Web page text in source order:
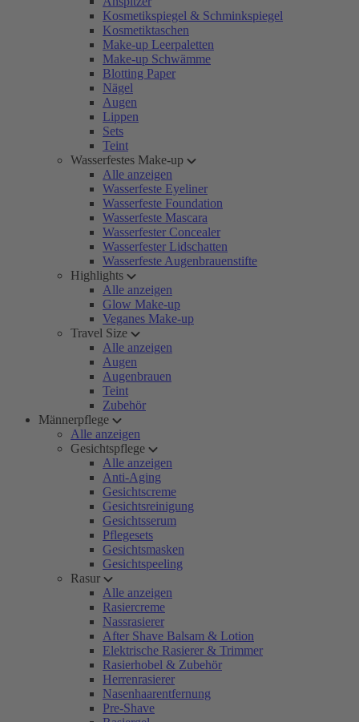
Kosmetikspiegel & Schminkspiegel
Kosmetiktaschen
Make-up Leerpaletten
Make-up Schwämme
Blotting Paper
Nägel
Augen
Lippen
Sets
Teint
Wasserfestes Make-up
Alle anzeigen
Wasserfeste Eyeliner
Wasserfeste Foundation
Wasserfeste Mascara
Wasserfester Concealer
Wasserfester Lidschatten
Wasserfeste Augenbrauenstifte
Highlights
Alle anzeigen
Glow Make-up
Veganes Make-up
Travel Size
Alle anzeigen
Augen
Augenbrauen
Teint
Zubehör
Männerpflege
Alle anzeigen
Gesichtspflege
Alle anzeigen
Anti-Aging
Gesichtscreme
Gesichtsreinigung
Gesichtsserum
Pflegesets
Gesichtsmasken
Gesichtspeeling
Rasur
Alle anzeigen
Rasiercreme
Nassrasierer
After Shave Balsam & Lotion
Elektrische Rasierer & Trimmer
Rasierhobel & Zubehör
Herrenrasierer
Nasenhaarentfernung
Pre-Shave